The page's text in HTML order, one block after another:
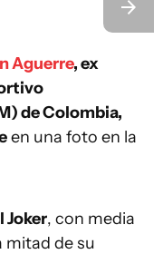
Aguerre, ex
de Colombia,
en una foto en la
Joker, con media
mitad de su